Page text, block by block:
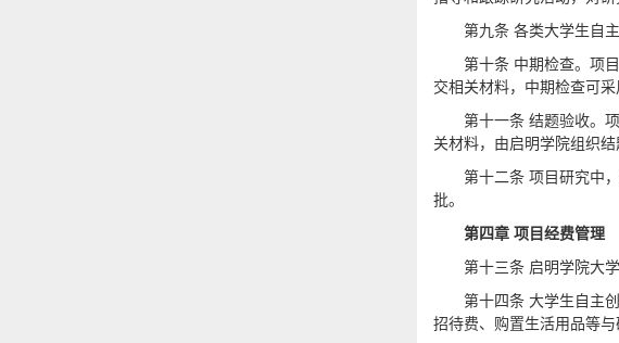
第九条 各类大学生自
第十条 中期检查。项
交相关材料，中期检查可
第十一条 结题验收。
关材料，由启明学院组织
第十二条 项目研究中
批。
第四章 项目经费管理
第十三条 启明学院大
第十四条 大学生自主
招待费、购置生活用品等与